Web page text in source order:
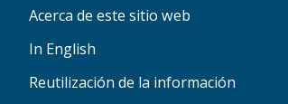
Acerca de este sitio web
In English
Reutilización de la información